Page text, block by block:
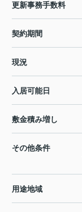
更新事務手数料
契約期間
現況
入居可能日
敷金積み増し
その他条件
用途地域